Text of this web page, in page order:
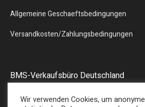
Allgemeine Geschaeftsbedingungen
Versandkosten/Zahlungsbedingungen
BMS-Verkaufsbüro Deutschland
57580 – GEBHARDSHAIN
Wir verwenden Cookies, um anonyme